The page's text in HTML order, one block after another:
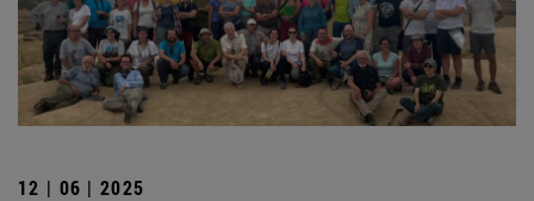
12 | 06 | 2025